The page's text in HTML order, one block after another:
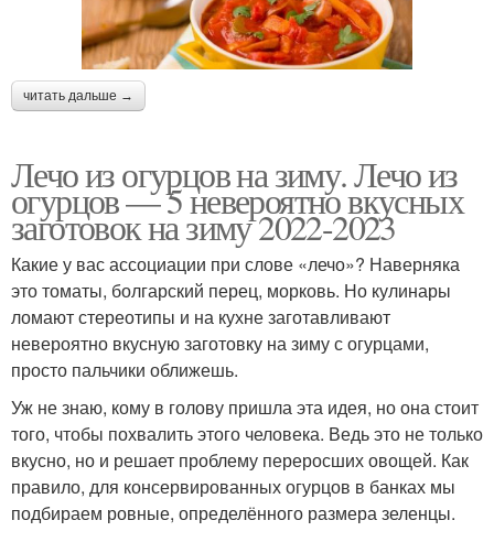
читать дальше →
Лечо из огурцов на зиму. Лечо из
огурцов — 5 невероятно вкусных
заготовок на зиму 2022-2023
Какие у вас ассоциации при слове «лечо»? Наверняка
это томаты, болгарский перец, морковь. Но кулинары
ломают стереотипы и на кухне заготавливают
невероятно вкусную заготовку на зиму с огурцами,
просто пальчики оближешь.
Уж не знаю, кому в голову пришла эта идея, но она стоит
того, чтобы похвалить этого человека. Ведь это не только
вкусно, но и решает проблему переросших овощей. Как
правило, для консервированных огурцов в банках мы
подбираем ровные, определённого размера зеленцы.